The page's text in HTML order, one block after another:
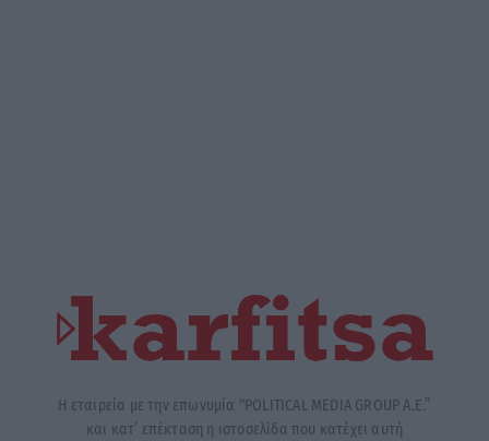
Η εταιρεία με την επωνυμία “POLITICAL MEDIA GROUP A.E.”
και κατ’ επέκταση η ιστοσελίδα που κατέχει αυτή